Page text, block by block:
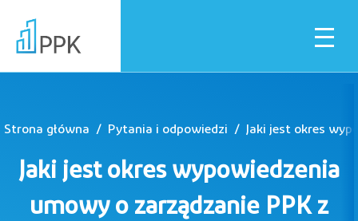
Dla pracownika
Dla pracodawcy
Strona główna Pytania i odpowiedzi
Jaki jest okres wypowiedzenia
umowy o zarządzanie PPK z